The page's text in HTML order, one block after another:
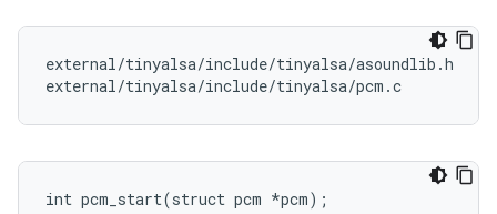
external/tinyalsa/include/tinyalsa/asoundlib.h
external/tinyalsa/include/tinyalsa/pcm.c
int pcm_start(struct pcm *pcm);